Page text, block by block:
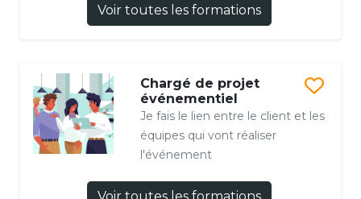
Voir toutes les formations
Chargé de projet
événementiel
Je fais le lien entre le client et les
équipes qui vont réaliser
l'événement